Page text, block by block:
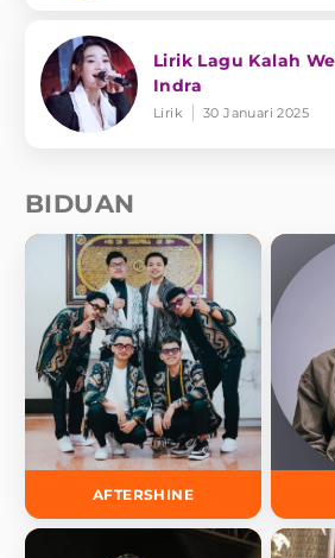
Lirik Lagu Kalah
Indra
Lirik 30 Januari 2025
BIDUAN
AFTERSHINE